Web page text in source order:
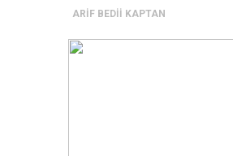
ARİF BEDİİ KAPTAN